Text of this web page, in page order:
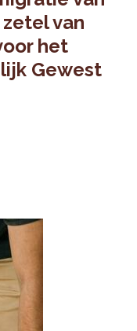
van
het
Gewest